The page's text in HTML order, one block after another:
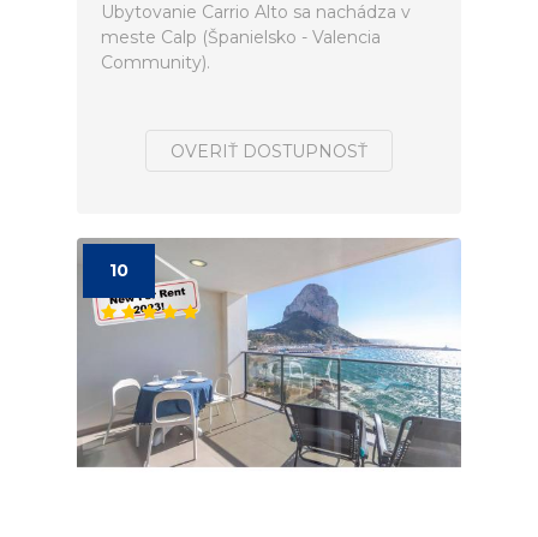
Ubytovanie Carrio Alto sa nachádza v
meste Calp (Španielsko - Valencia
Community).
OVERIŤ DOSTUPNOSŤ
10